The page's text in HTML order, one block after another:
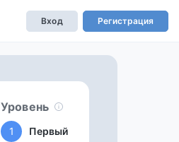
Вход Регистрация
Уровень
1 Первый